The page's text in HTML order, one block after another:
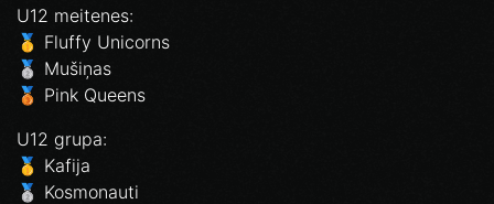
U12 meitenes:
🥇 Fluffy Unicorns
🥈 Mušiņas
🥉 Pink Queens
U12 grupa:
🥇 Kafija
🥈 Kosmonauti